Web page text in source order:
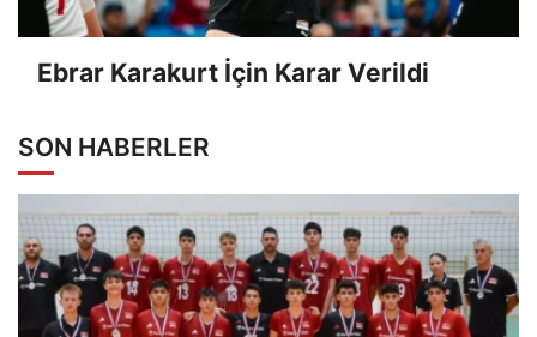
Ebrar Karakurt İçin Karar Verildi
SON HABERLER